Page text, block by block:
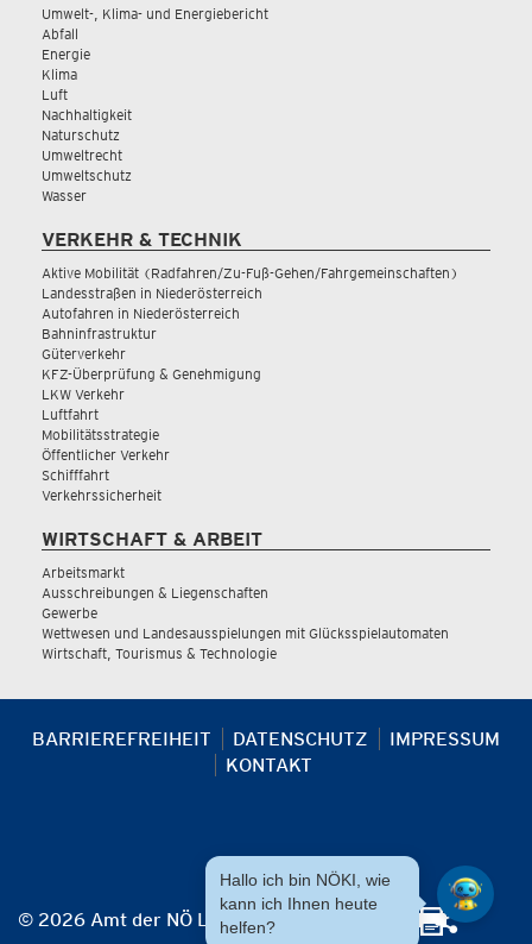
Umwelt-, Klima- und Energiebericht
Abfall
Energie
Klima
Luft
Nachhaltigkeit
Naturschutz
Umweltrecht
Umweltschutz
Wasser
VERKEHR & TECHNIK
Aktive Mobilität (Radfahren/Zu-Fuß-Gehen/Fahrgemeinschaften)
Landesstraßen in Niederösterreich
Autofahren in Niederösterreich
Bahninfrastruktur
Güterverkehr
KFZ-Überprüfung & Genehmigung
LKW Verkehr
Luftfahrt
Mobilitätsstrategie
Öffentlicher Verkehr
Schifffahrt
Verkehrssicherheit
WIRTSCHAFT & ARBEIT
Arbeitsmarkt
Ausschreibungen & Liegenschaften
Gewerbe
Wettwesen und Landesausspielungen mit Glücksspielautomaten
Wirtschaft, Tourismus & Technologie
BARRIEREFREIHEIT DATENSCHUTZ
IMPRESSUM
KONTAKT
© 2026 Amt der NÖ Landesregierung
Hallo ich bin NÖKI, wie
kann ich Ihnen heute
helfen?